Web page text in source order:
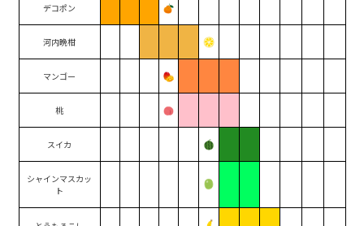
デコポン
河内晩柑
マンゴー
桃
スイカ
シャインマスカッ
ト